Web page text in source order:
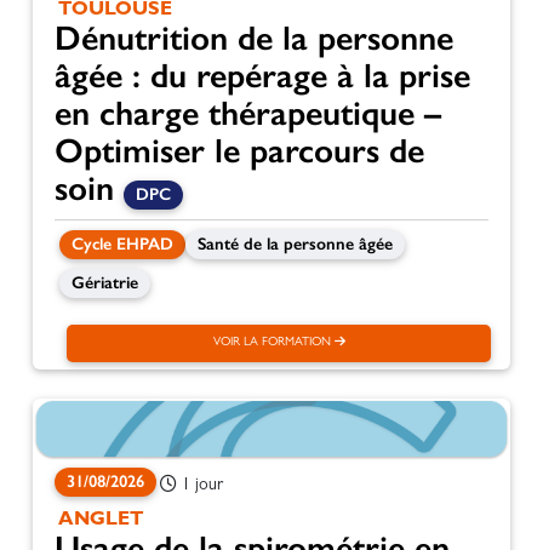
TOULOUSE
Dénutrition de la personne
âgée : du repérage à la prise
en charge thérapeutique –
Optimiser le parcours de
soin
DPC
Cycle EHPAD
Santé de la personne âgée
Gériatrie
VOIR LA FORMATION
31/08/2026 1 jour
ANGLET